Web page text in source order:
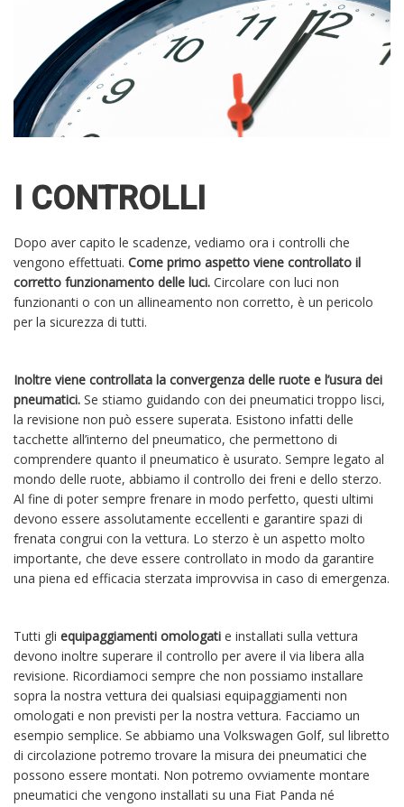
I CONTROLLI
Dopo aver capito le scadenze, vediamo ora i controlli che
vengono effettuati. Come primo aspetto viene controllato il
corretto funzionamento delle luci. Circolare con luci non
funzionanti o con un allineamento non corretto, è un pericolo
per la sicurezza di tutti.
Inoltre viene controllata la convergenza delle ruote e l’usura dei
pneumatici. Se stiamo guidando con dei pneumatici troppo lisci,
la revisione non può essere superata. Esistono infatti delle
tacchette all’interno del pneumatico, che permettono di
comprendere quanto il pneumatico è usurato. Sempre legato al
mondo delle ruote, abbiamo il controllo dei freni e dello sterzo.
Al fine di poter sempre frenare in modo perfetto, questi ultimi
devono essere assolutamente eccellenti e garantire spazi di
frenata congrui con la vettura. Lo sterzo è un aspetto molto
importante, che deve essere controllato in modo da garantire
una piena ed efficacia sterzata improvvisa in caso di emergenza.
Tutti gli equipaggiamenti omologati e installati sulla vettura
devono inoltre superare il controllo per avere il via libera alla
revisione. Ricordiamoci sempre che non possiamo installare
sopra la nostra vettura dei qualsiasi equipaggiamenti non
omologati e non previsti per la nostra vettura. Facciamo un
esempio semplice. Se abbiamo una Volkswagen Golf, sul libretto
di circolazione potremo trovare la misura dei pneumatici che
possono essere montati. Non potremo ovviamente montare
pneumatici che vengono installati su una Fiat Panda né